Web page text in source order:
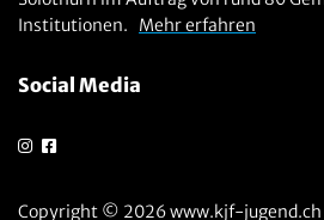
Institutionen. Mehr erfahren
Social Media
Copyright © 2026 www.kjf-jugend.ch